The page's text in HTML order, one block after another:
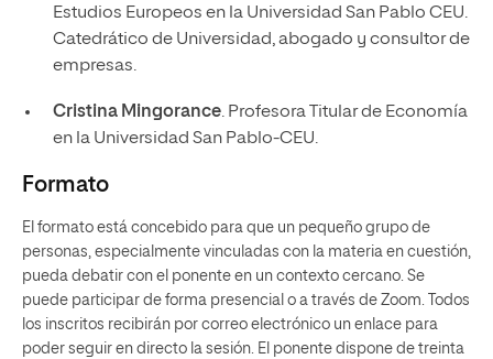
Estudios Europeos en la Universidad San Pablo CEU.
Catedrático de Universidad, abogado y consultor de
empresas.
Cristina Mingorance. Profesora Titular de Economía
en la Universidad San Pablo-CEU.
Formato
El formato está concebido para que un pequeño grupo de
personas, especialmente vinculadas con la materia en cuestión,
pueda debatir con el ponente en un contexto cercano. Se
puede participar de forma presencial o a través de Zoom. Todos
los inscritos recibirán por correo electrónico un enlace para
poder seguir en directo la sesión. El ponente dispone de treinta